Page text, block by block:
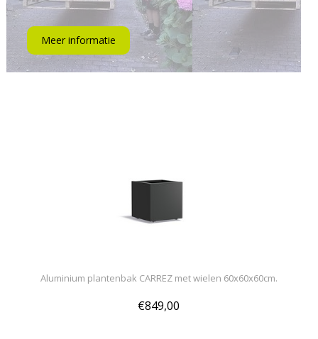
Meer informatie
Aluminium plantenbak CARREZ met wielen 60x60x60cm.
€849,00